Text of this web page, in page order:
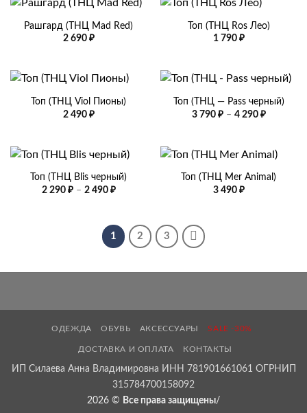
Рашгард (ТНЦ Mad Red)
2 690 ₽
Топ (ТНЦ Ros Лео)
1 790 ₽
Топ (ТНЦ Viol Пионы)
2 490 ₽
Топ (ТНЦ — Pass черный)
3 790 ₽ – 4 290 ₽
4
Топ (ТНЦ Blis черный)
2 290 ₽ – 2 490 ₽Диапазон
–
490 ₽
Топ (ТНЦ Mer Animal)
3 490 ₽
1 2 3
ОДЕЖДА ОБУВЬ АКСЕССУАРЫ SALE -30%
ДОСТАВКА И ОПЛАТА КОНТАКТЫ
ИП Силаева Анна Владимировна ИНН 781901661061 ОГРНИП
315784700158092
2026 © Все права защищены/